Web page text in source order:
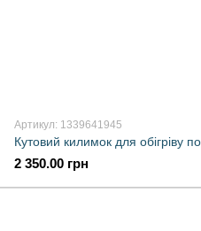
Артикул: 1339641945
Кутовий килимок для обігріву
2 350.00 грн